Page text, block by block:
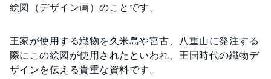
絵図（デザイン画）のことです。
王家が使用する織物を久米島や宮古、八重山に発注する
際にこの絵図が使用されたといわれ、王国時代の織物デ
ザインを伝える貴重な資料です。